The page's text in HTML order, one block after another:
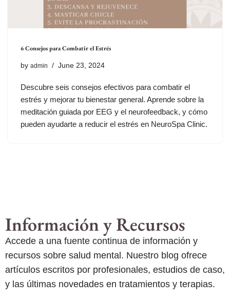
6 Consejos para Combatir el Estrés
by admin June 23, 2024
Descubre seis consejos efectivos para combatir el
estrés y mejorar tu bienestar general. Aprende sobre la
meditación guiada por EEG y el neurofeedback, y cómo
pueden ayudarte a reducir el estrés en NeuroSpa Clinic.
Información y Recursos
Accede a una fuente continua de información y
recursos sobre salud mental. Nuestro blog ofrece
artículos escritos por profesionales, estudios de caso,
y las últimas novedades en tratamientos y terapias.